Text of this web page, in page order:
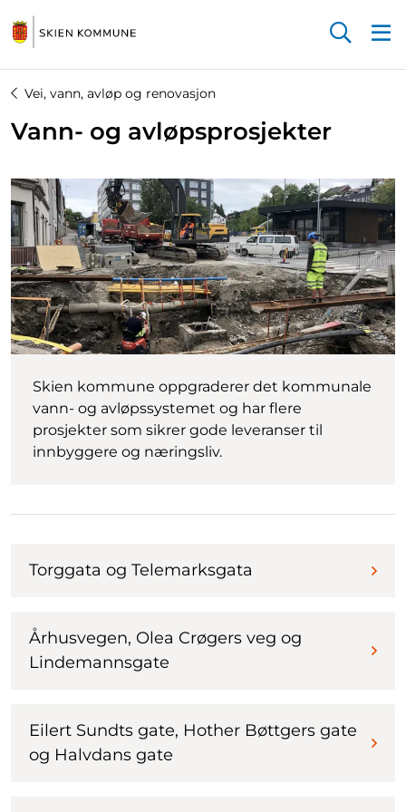
Vei, vann, avløp og renovasjon
Vann- og avløpsprosjekter
Skien kommune oppgraderer det kommunale
vann- og avløpssystemet og har flere
prosjekter som sikrer gode leveranser til
innbyggere og næringsliv.
Torggata og Telemarksgata
Århusvegen, Olea Crøgers veg og
Lindemannsgate
Eilert Sundts gate, Hother Bøttgers gate
og Halvdans gate